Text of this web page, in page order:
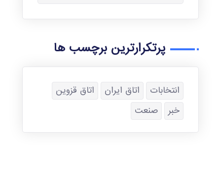
پرتکرارترین برچسب ها
انتخابات اتاق ایران
اتاق قزوین
خبر
صنعت